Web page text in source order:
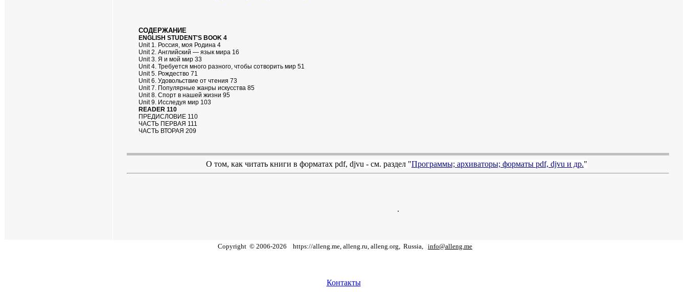
СОДЕРЖАНИЕ
ENGLISH STUDENT'S BOOK 4
Unit 1. Россия, моя Родина 4
Unit 2. Английский — язык мира 16
Unit 3. Я и мой мир 33
Unit 4. Требуется много разного, чтобы сотворить мир 51
Unit 5. Рождество 71
Unit 6. Удовольствие от чтения 73
Unit 7. Популярные жанры искусства 85
Unit 8. Спорт в нашей жизни 95
Unit 9. Исследуя мир 103
READER 110
ПРЕДИСЛОВИЕ 110
ЧАСТЬ ПЕРВАЯ 111
ЧАСТЬ ВТОРАЯ 209
О том, как читать книги в форматах pdf, djvu - см. раздел "Программы; архиваторы; форматы pdf, djvu и др."
.
Copyright © 2006-2026 https://alleng.me, alleng.ru, alleng.org, Russia, info@alleng.me
Контакты